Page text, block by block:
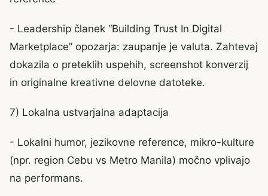
- Leadership članek “Building Trust In Digital
Marketplace” opozarja: zaupanje je valuta. Zahtevaj
dokazila o preteklih uspehih, screenshot konverzij
in originalne kreativne delovne datoteke.
7) Lokalna ustvarjalna adaptacija
- Lokalni humor, jezikovne reference, mikro-kulture
(npr. region Cebu vs Metro Manila) močno vplivajo
na performans.